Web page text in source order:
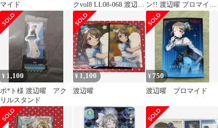
マイド
クvol8 LL08-068 渡辺曜
SP
ン!! 渡辺曜 ブロマイド
2枚セット
¥ 1,100
ポ*ト様 渡辺曜 アク
リルスタンド
¥ 1,100
渡辺曜
¥ 750
渡辺曜 ブロマイド